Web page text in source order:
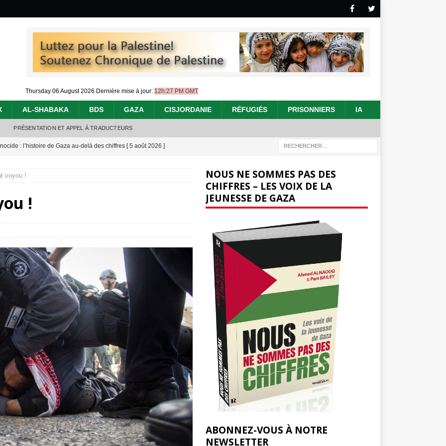
Thursday 06 August 2026 Dernière mise à jour: 12h:27 PM GMT
AL-SHABAKA BDS GAZA CISJORDANIE RÉFUGIÉS PRISONNIERS IA
PRÉSENTATION ET APPEL À TRADUCTEURS
: l’histoire de Gaza au-delà des chiffres [ 5 août 2026 ]
annonce un « accord de paix » à Gaza, les Israéliens multiplie les
servent de la Cisjordanie comme d’une poubelle pour leurs déchets
]
: le « processus de paix » à Gaza et la propagande occidentale[
voyou !
!
NOUS NE SOMMES PAS DES
CHIFFRES – LES VOIX DE LA
JEUNESSE DE GAZA
ABONNEZ-VOUS À NOTRE
NEWSLETTER